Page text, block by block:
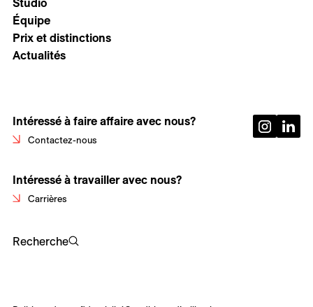
Studio
Équipe
Prix et distinctions
Actualités
Intéressé à faire affaire avec nous?
Contactez-nous
Intéressé à travailler avec nous?
Carrières
Recherche